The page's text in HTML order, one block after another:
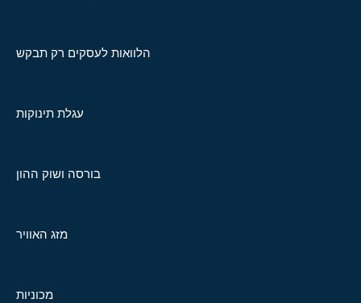
הלוואות לעסקים רק תבקש
עגלת תינוקות
בורסה ושוק ההון
מזג האוויר
מכוניות